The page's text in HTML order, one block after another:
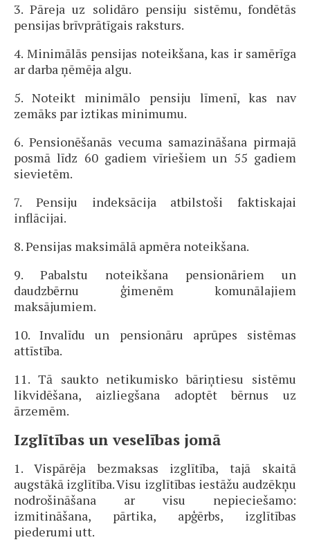
3. Pāreja uz solidāro pensiju sistēmu, fondētās
pensijas brīvprātīgais raksturs.
4. Minimālās pensijas noteikšana, kas ir samērīga
ar darba ņēmēja algu.
5. Noteikt minimālo pensiju līmenī, kas nav
zemāks par iztikas minimumu.
6. Pensionēšanās vecuma samazināšana pirmajā
posmā līdz 60 gadiem vīriešiem un 55 gadiem
sievietēm.
7. Pensiju indeksācija atbilstoši faktiskajai
inflācijai.
8. Pensijas maksimālā apmēra noteikšana.
9. Pabalstu noteikšana pensionāriem un
daudzbērnu ģimenēm komunālajiem
maksājumiem.
10. Invalīdu un pensionāru aprūpes sistēmas
attīstība.
11. Tā saukto netikumisko bāriņtiesu sistēmu
likvidēšana, aizliegšana adoptēt bērnus uz
ārzemēm.
Izglītības un veselības jomā
1. Vispārēja bezmaksas izglītība, tajā skaitā
augstākā izglītība. Visu izglītības iestāžu audzēkņu
nodrošināšana ar visu nepieciešamo:
izmitināšana, pārtika, apģērbs, izglītības
piederumi utt.